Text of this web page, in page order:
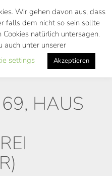
HAUS
Wir gehen davon aus, dass
falls dem nicht so sein sollte
natürlich untersagen.
auch unter unserer
settings Akzeptieren